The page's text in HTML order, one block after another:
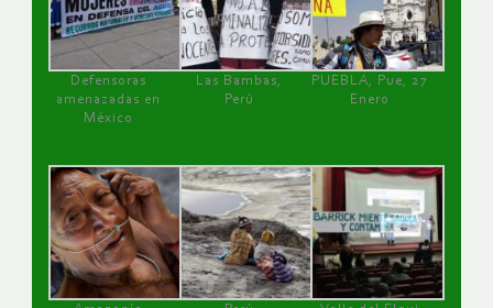
Defensoras
amenazadas en
México
Las Bambas,
Perú
PUEBLA, Pue, 27
Enero